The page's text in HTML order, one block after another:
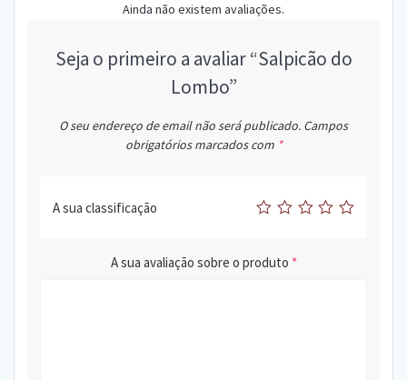
Ainda não existem avaliações.
Seja o primeiro a avaliar “Salpicão do
Lombo”
O seu endereço de email não será publicado. Campos
obrigatórios marcados com *
A sua classificação
A sua avaliação sobre o produto *